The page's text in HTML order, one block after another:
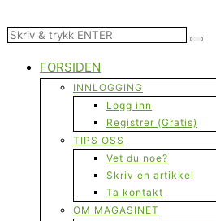
FORSIDEN
INNLOGGING
Logg inn
Registrer (Gratis)
TIPS OSS
Vet du noe?
Skriv en artikkel
Ta kontakt
OM MAGASINET